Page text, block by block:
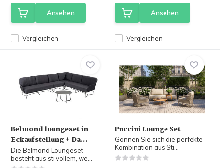
Vergleichen
Ansehen
Vergleichen
Ansehen
Belmond loungeset in
Eckaufstellung + Da...
Die Belmond Loungeset
besteht aus stilvollem, we...
Puccini Lounge Set
Gönnen Sie sich die perfekte
Kombination aus Sti...